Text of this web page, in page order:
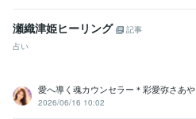
瀬織津姫ヒーリング
記事
占い
愛へ導く魂カウンセラー＊彩愛弥さあや
2026/06/16 10:02